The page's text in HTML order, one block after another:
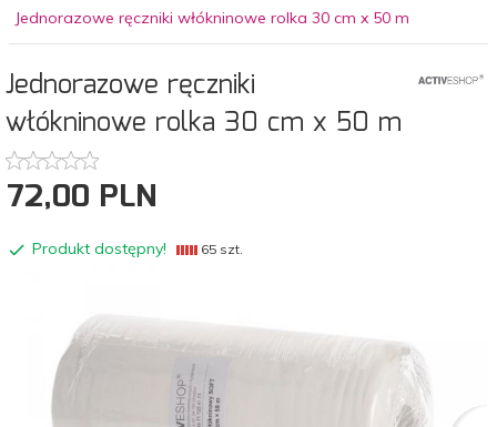
Jednorazowe ręczniki włókninowe rolka 30 cm x 50 m
Jednorazowe ręczniki
włókninowe rolka 30 cm x 50 m
72,00 PLN
Produkt dostępny! 65 szt.